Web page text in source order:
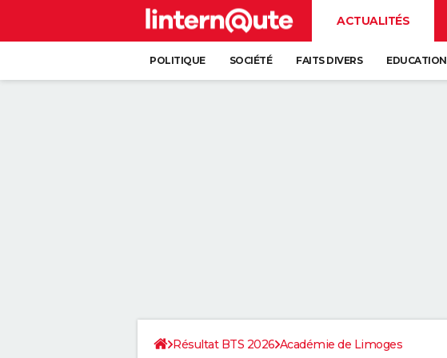
ACTUALITÉS
POLITIQUE SOCIÉTÉ FAITS DIVERS EDUCATION
Résultat BTS 2026 Académie de Limoges